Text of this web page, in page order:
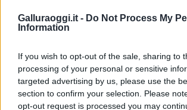
Galluraoggi.it - Do Not Process My
Information
If you wish to opt-out of the sale, sharing to
processing of your personal or sensitive
targeted advertising by us, please use the
section to confirm your selection. Please
opt-out request is processed you may
partecipazione per il suo
Calangianus, allarme sul centro
minori, Albieri: “Episodi